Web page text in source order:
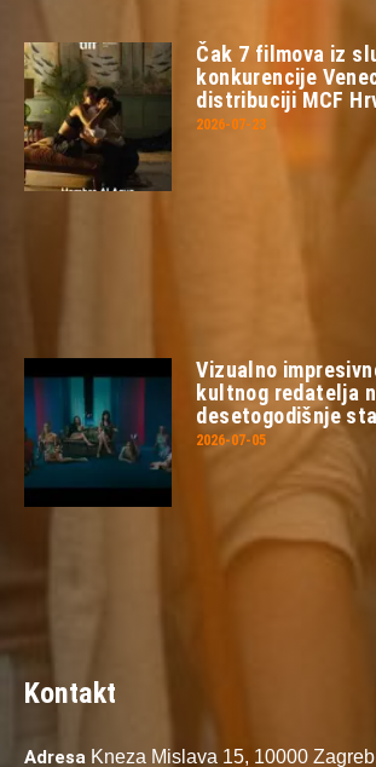
Čak 7 filmova iz
konkurencije
distribuciji MCF
2026-07-23
Vizualno
kultnog redatelja
desetogodišnje
2026-07-05
Kontakt
Adresa Kneza Mislava 15, 10000